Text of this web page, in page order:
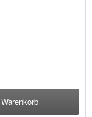
Warenkorb